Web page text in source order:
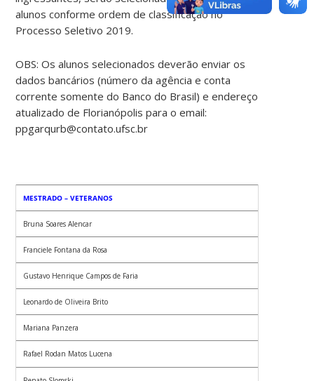
alunos conforme ordem de classificação no
Processo Seletivo 2019.
OBS: Os alunos selecionados deverão enviar os
dados bancários (número da agência e conta
corrente somente do Banco do Brasil) e endereço
atualizado de Florianópolis para o email:
ppgarqurb@contato.ufsc.br
MESTRADO – VETERANOS
Bruna Soares Alencar
Franciele Fontana da Rosa
Gustavo Henrique Campos de Faria
Leonardo de Oliveira Brito
Mariana Panzera
Rafael Rodan Matos Lucena